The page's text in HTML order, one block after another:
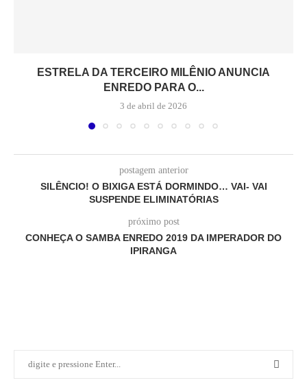
ESTRELA DA TERCEIRO MILÊNIO ANUNCIA
ENREDO PARA O...
3 de abril de 2026
postagem anterior
SILÊNCIO! O BIXIGA ESTÁ DORMINDO… VAI- VAI
SUSPENDE ELIMINATÓRIAS
próximo post
CONHEÇA O SAMBA ENREDO 2019 DA IMPERADOR DO
IPIRANGA